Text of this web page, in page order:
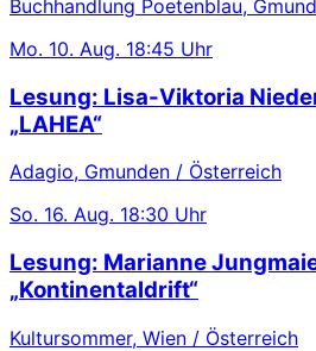
Buchhandlung Poetenblau,
Mo. 10. Aug. 18:45 Uhr
Lesung: Lisa-Viktoria
„LAHEA“
Adagio, Gmunden / Österreich
So. 16. Aug. 18:30 Uhr
Lesung: Marianne
„Kontinentaldrift“
Kultursommer, Wien / Österreich